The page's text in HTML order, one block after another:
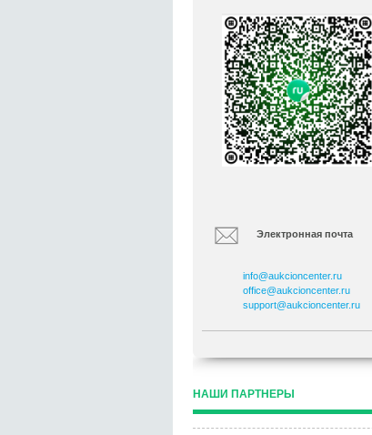
Электронная почта
info@aukcioncenter.ru
office@aukcioncenter.ru
support@aukcioncenter.ru
НАШИ ПАРТНЕРЫ